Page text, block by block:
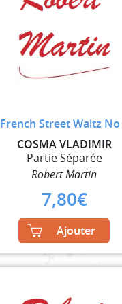
French Street Waltz No
COSMA VLADIMIR
Partie Séparée
Robert Martin
7,80€
Ajouter